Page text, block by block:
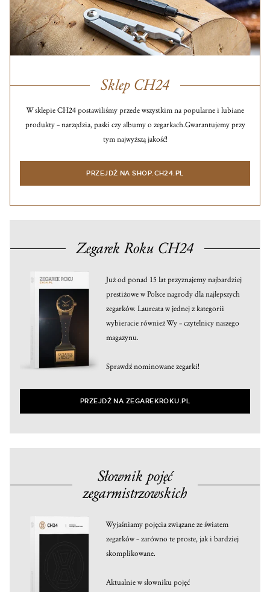
Sklep CH24
W sklepie CH24 postawiliśmy przede wszystkim na popularne i lubiane
produkty – narzędzia, paski czy albumy o zegarkach.Gwarantujemy przy
tym najwyższą jakość!
PRZEJDŹ NA SHOP.CH24.PL
Zegarek Roku CH24
Już od ponad 15 lat przyznajemy najbardziej
prestiżowe w Polsce nagrody dla najlepszych
zegarków. Laureata w jednej z kategorii
wybieracie również Wy – czytelnicy naszego
magazynu.
Sprawdź nominowane zegarki!
PRZEJDŹ NA ZEGAREKROKU.PL
Słownik pojęć
zegarmistrzowskich
Wyjaśniamy pojęcia związane ze światem
zegarków – zarówno te proste, jak i bardziej
skomplikowane.
Aktualnie w słowniku pojęć